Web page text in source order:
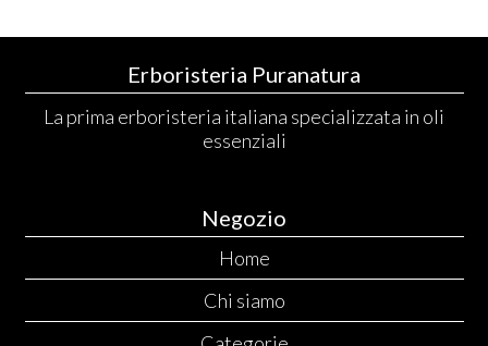
Erboristeria Puranatura
La prima erboristeria italiana specializzata in oli
essenziali
Negozio
Home
Chi siamo